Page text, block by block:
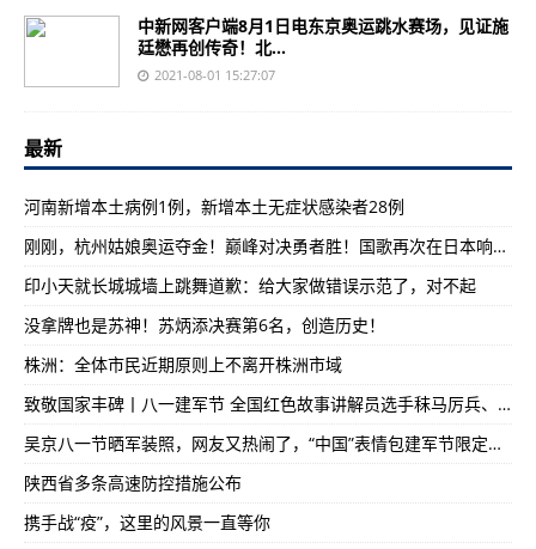
中新网客户端8月1日电东京奥运跳水赛场，见证施
廷懋再创传奇！北...
2021-08-01 15:27:07
最新
河南新增本土病例1例，新增本土无症状感染者28例
刚刚，杭州姑娘奥运夺金！巅峰对决勇者胜！国歌再次在日本响起！
印小天就长城城墙上跳舞道歉：给大家做错误示范了，对不起
没拿牌也是苏神！苏炳添决赛第6名，创造历史！
株洲：全体市民近期原则上不离开株洲市域
致敬国家丰碑丨八一建军节 全国红色故事讲解员选手秣马厉兵、备战大赛
吴京八一节晒军装照，网友又热闹了，“中国”表情包建军节限定款出炉！
陕西省多条高速防控措施公布
携手战“疫”，这里的风景一直等你